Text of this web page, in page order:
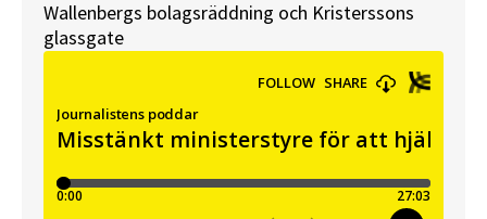
Wallenbergs bolagsräddning och Kristerssons
glassgate